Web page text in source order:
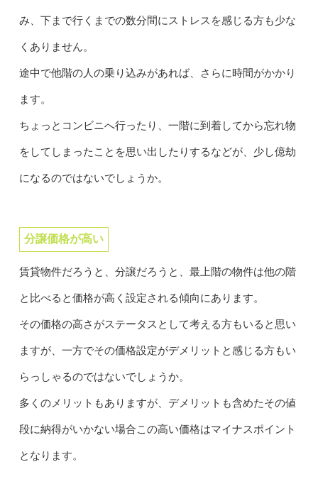
み、下まで行くまでの数分間にストレスを感じる方も少な
くありません。
途中で他階の人の乗り込みがあれば、さらに時間がかかり
ます。
ちょっとコンビニへ行ったり、一階に到着してから忘れ物
をしてしまったことを思い出したりするなどが、少し億劫
になるのではないでしょうか。
分譲価格が高い
賃貸物件だろうと、分譲だろうと、最上階の物件は他の階
と比べると価格が高く設定される傾向にあります。
その価格の高さがステータスとして考える方もいると思い
ますが、一方でその価格設定がデメリットと感じる方もい
らっしゃるのではないでしょうか。
多くのメリットもありますが、デメリットも含めたその値
段に納得がいかない場合この高い価格はマイナスポイント
となります。